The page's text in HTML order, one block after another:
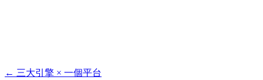
← 三大引擎 × 一個平台